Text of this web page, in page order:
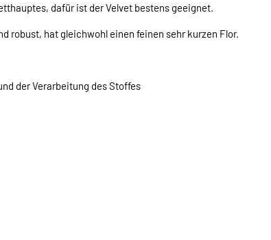
dafür ist der Velvet bestens geeignet.
robust, hat gleichwohl einen feinen sehr kurzen Flor.
der Verarbeitung des Stoffes